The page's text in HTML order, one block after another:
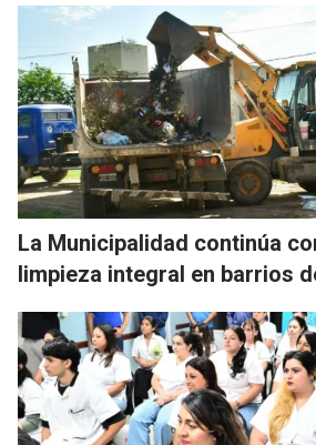
La Municipalidad continúa
limpieza integral en barrios